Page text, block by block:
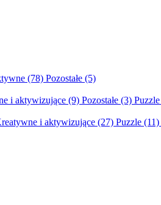
(78) Pozostałe (5)
i aktywizujące (9) Pozostałe (3) Puzzle
i aktywizujące (27) Puzzle (11)